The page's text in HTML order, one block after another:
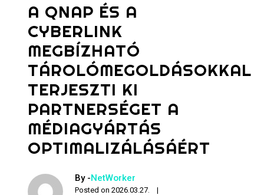
A QNAP ÉS A
CYBERLINK
MEGBÍZHATÓ
TÁROLÓMEGOLDÁSOKKAL
TERJESZTI KI
PARTNERSÉGET A
MÉDIAGYÁRTÁS
OPTIMALIZÁLÁSÁÉRT
By -NetWorker
Posted on2026.03.27.